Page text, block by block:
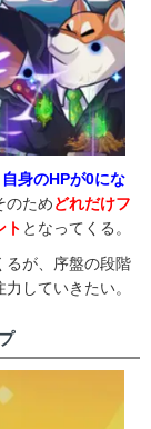
自身のHPが0にな
のためどれだけフ
ト となってくる。
るが、序盤の段階
していきたい。